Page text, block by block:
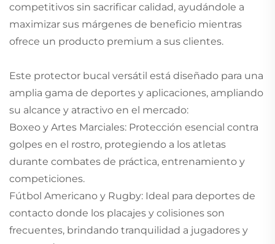
competitivos sin sacrificar calidad, ayudándole a
maximizar sus márgenes de beneficio mientras
ofrece un producto premium a sus clientes.
Este protector bucal versátil está diseñado para una
amplia gama de deportes y aplicaciones, ampliando
su alcance y atractivo en el mercado:
Boxeo y Artes Marciales: Protección esencial contra
golpes en el rostro, protegiendo a los atletas
durante combates de práctica, entrenamiento y
competiciones.
Fútbol Americano y Rugby: Ideal para deportes de
contacto donde los placajes y colisiones son
frecuentes, brindando tranquilidad a jugadores y